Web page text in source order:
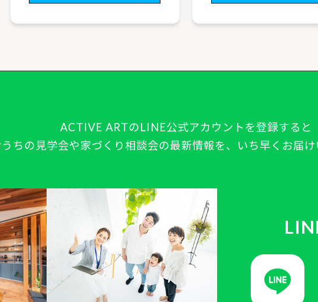
ACTIVE ARTのLINE公式アカウントを登録すると
うちの見学会や家づくり相談会の最新情報を、 いち早くお届け